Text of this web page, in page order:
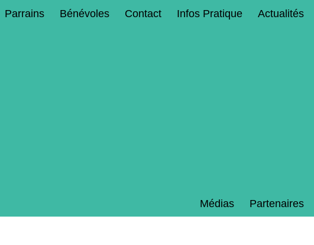
Parrains Bénévoles Contact Infos Pratique Actualités
Médias Partenaires